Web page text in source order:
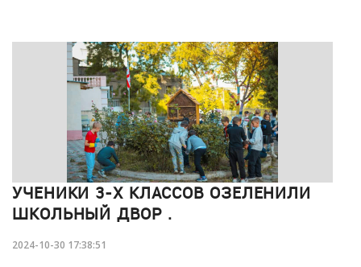
УЧЕНИКИ 3-Х КЛАССОВ ОЗЕЛЕНИЛИ
ШКОЛЬНЫЙ ДВОР .
2024-10-30 17:38:51